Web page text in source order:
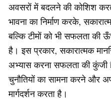
अवसरों में बदलने की कोशिश
भावना का निर्माण करके,
बल्कि टीमों को भी सफलता की
है। इस प्रकार, सकारात्मक
अभ्यास करना सफलता की कुंजी
चुनौतियों का सामना करने और
मार्गदर्शन करता है।